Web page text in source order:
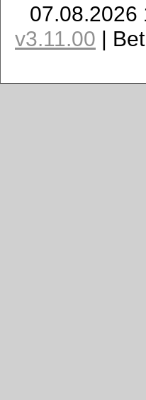
07.08.2026
v3.11.00 |